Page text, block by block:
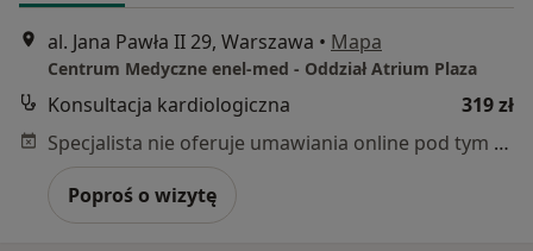
al. Jana Pawła II 29, Warszawa • Mapa
Centrum Medyczne enel-med - Oddział Atrium Plaza
Konsultacja kardiologiczna
319 zł
Specjalista nie oferuje umawiania online pod tym adresem.
Poproś o wizytę